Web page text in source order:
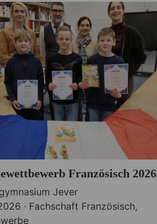
Französisch 2026
Jever
· Fachschaft Französisch,